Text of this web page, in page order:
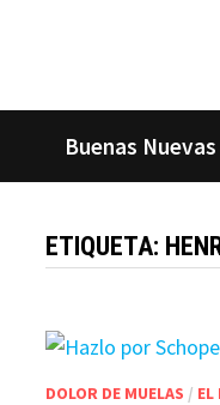
Buenas Nuevas
ETIQUETA:
DOLOR DE MUELAS / EL